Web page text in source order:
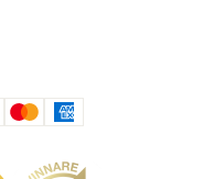
MastercardAmerican Express